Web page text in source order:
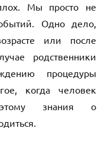
Мы просто не
Одно дело,
или после
родственники
процедуры
когда человек
знания о